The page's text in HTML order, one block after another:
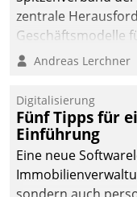
zentrale
Geschäftsmodelle
entwickeln.
Andreas Lerchner
Digitalisierung
Fünf Tipps für
Einführung
Eine neue